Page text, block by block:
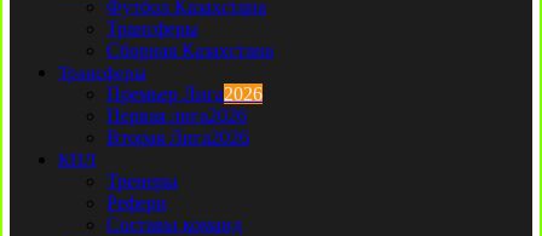
Футбол Казахстана
Трансферы
Сборная Казахстана
Трансферы
Премьер Лига2026
Первая лига2026
Вторая Лига2026
КПЛ
Тренеры
Рефери
Составы команд